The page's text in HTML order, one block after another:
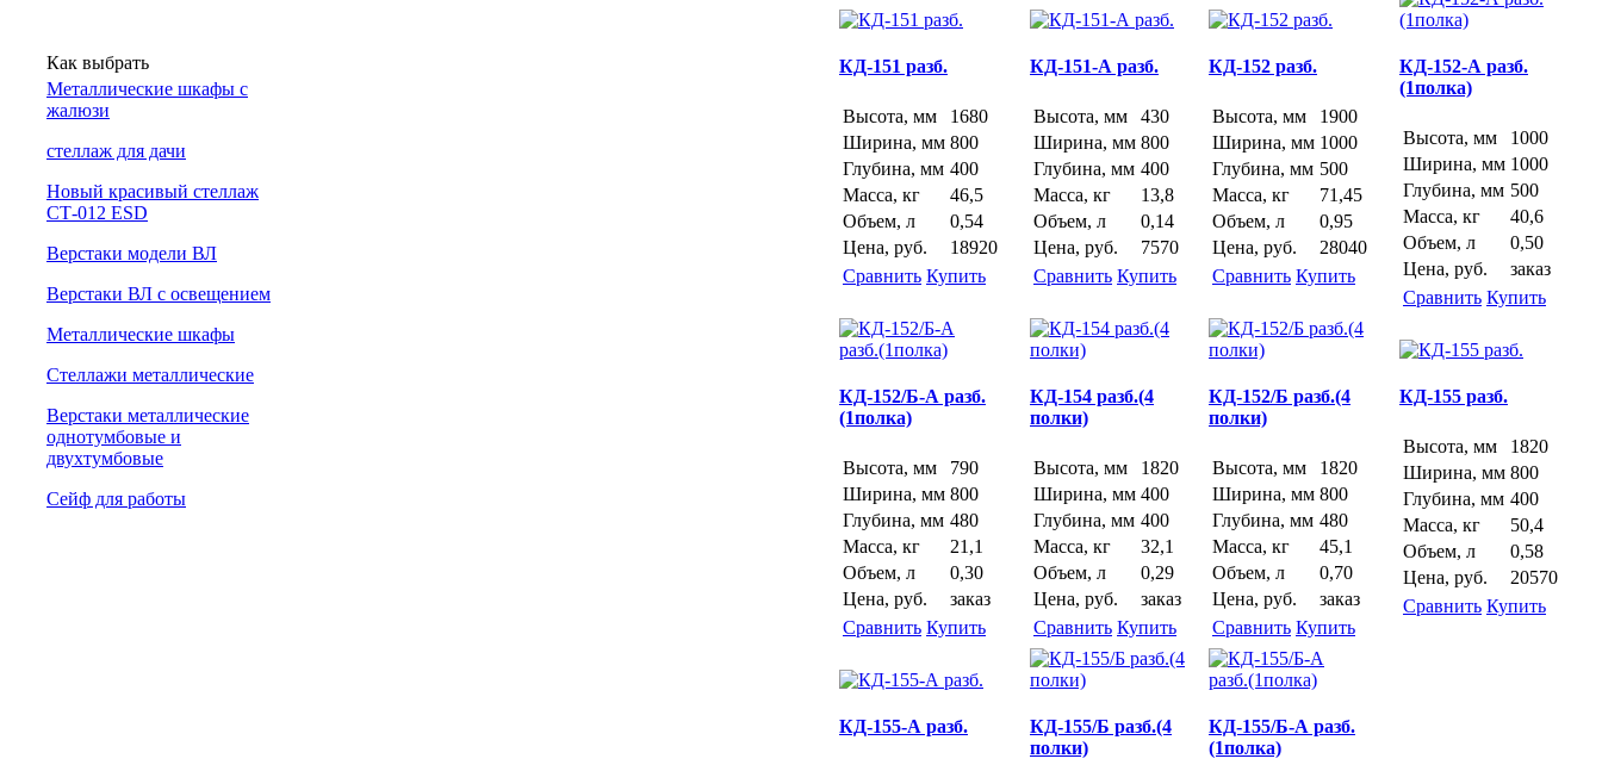
Как выбрать
Металлические шкафы с
жалюзи
cтеллаж для дачи
Новый красивый стеллаж
СТ-012 ESD
Верстаки модели ВЛ
Верстаки ВЛ с освещением
Металлические шкафы
Стеллажи металлические
Верстаки металлические
однотумбовые и
двухтумбовые
Сейф для работы
КД-151 разб.
Высота, мм
1680
Ширина, мм 800
Глубина, мм 400
Масса, кг
46,5
Объем, л
0,54
Цена, руб.
18920
Сравнить Купить
КД-151-А разб.
Высота, мм
430
Ширина, мм 800
Глубина, мм 400
Масса, кг
13,8
Объем, л
0,14
Цена, руб.
7570
Сравнить Купить
КД-152 разб.
Высота, мм
1900
Ширина, мм 1000
Глубина, мм 500
Масса, кг
71,45
Объем, л
0,95
Цена, руб.
28040
Сравнить Купить
КД-152-А разб.
(1полка)
Высота, мм
1000
Ширина, мм 1000
Глубина, мм 500
Масса, кг
40,6
Объем, л
0,50
Цена, руб.
заказ
Сравнить Купить
КД-152/Б-А разб.
(1полка)
Высота, мм
790
Ширина, мм 800
Глубина, мм 480
Масса, кг
21,1
Объем, л
0,30
Цена, руб.
заказ
Сравнить Купить
КД-154 разб.(4
полки)
Высота, мм
1820
Ширина, мм 400
Глубина, мм 400
Масса, кг
32,1
Объем, л
0,29
Цена, руб.
заказ
Сравнить Купить
КД-152/Б разб.(4
полки)
Высота, мм
1820
Ширина, мм 800
Глубина, мм 480
Масса, кг
45,1
Объем, л
0,70
Цена, руб.
заказ
Сравнить Купить
КД-155 разб.
Высота, мм
1820
Ширина, мм 800
Глубина, мм 400
Масса, кг
50,4
Объем, л
0,58
Цена, руб.
20570
Сравнить Купить
КД-155-А разб.
КД-155/Б разб.(4
полки)
КД-155/Б-А разб.
(1полка)